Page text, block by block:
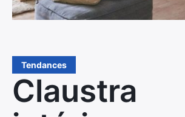
Tendances
Claustra